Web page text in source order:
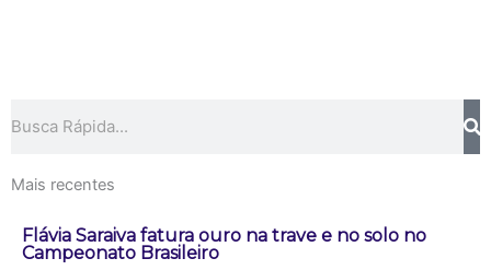
Mais recentes
Flávia Saraiva fatura ouro na trave e no solo no
Campeonato Brasileiro